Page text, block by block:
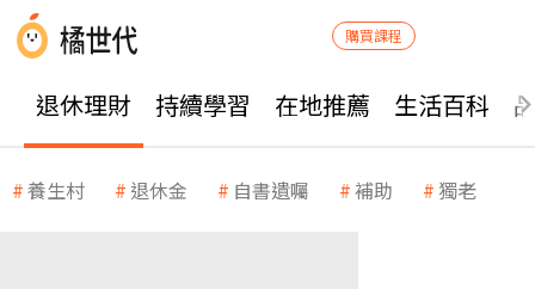
購買課程
退休理財 持續學習 在地推薦 生活百科
養生村 退休金 自書遺囑 補助 獨老